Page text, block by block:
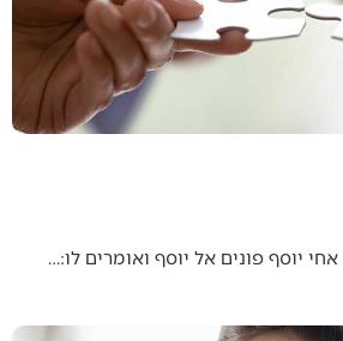
יוסף פונים אל יוסף ואומרים לו:…